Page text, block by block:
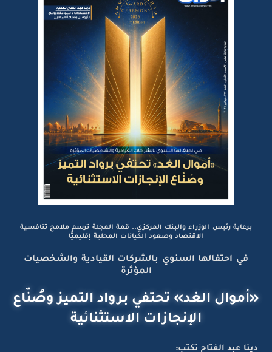
برعاية رئيس الوزراء والبنك المركزي.. قمة المجلة ترسم ملامح تنافسية
الاقتصاد وصعود الكيانات المحلية إقليميًّا
في احتفالها السنوي بالشركات القيادية والشخصيات
المؤثرة
«أموال الغد» تحتفي برواد التميز وصُنّاع
الإنجازات الاستثنائية
دينا عبد الفتاح تكتب: